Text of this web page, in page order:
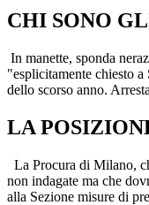
CHI SONO
In manette, sponda
"esplicitamente chiesto
dello scorso anno.
LA
La Procura di Milano,
non indagate ma che
alla Sezione misure di